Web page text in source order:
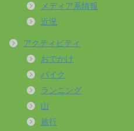
メディア系情報
近況
アクティビティ
おでかけ
バイク
ランニング
山
旅行